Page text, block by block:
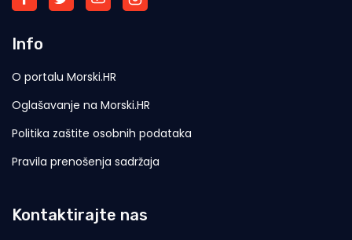
Info
O portalu Morski.HR
Oglašavanje na Morski.HR
Politika zaštite osobnih podataka
Pravila prenošenja sadržaja
Kontaktirajte nas